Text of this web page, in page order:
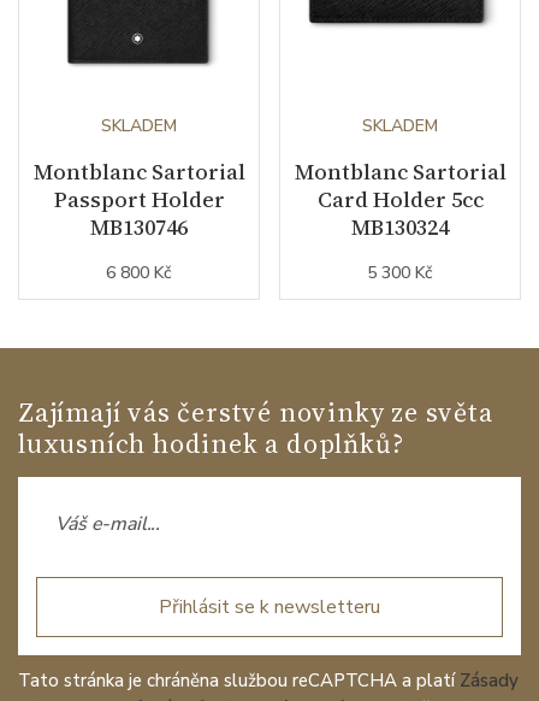
SKLADEM
Montblanc Sartorial
Passport Holder
MB130746
6 800 Kč
SKLADEM
Montblanc Sartorial
Card Holder 5cc
MB130324
5 300 Kč
Zajímají vás čerstvé novinky ze světa
luxusních hodinek a doplňků?
Přihlásit se k newsletteru
Tato stránka je chráněna službou reCAPTCHA a platí Zásady